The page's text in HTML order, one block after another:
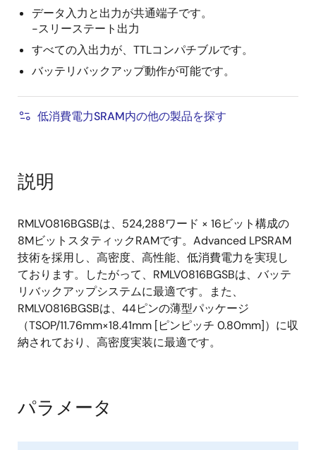
データ入力と出力が共通端子です。
-スリーステート出力
すべての入出力が、TTLコンパチブルです。
バッテリバックアップ動作が可能です。
低消費電力SRAM内の他の製品を探す
説明
RMLV0816BGSBは、524,288ワード × 16ビット構成の
8MビットスタティックRAMです。Advanced LPSRAM
技術を採用し、高密度、高性能、低消費電力を実現し
ております。したがって、RMLV0816BGSBは、バッテ
リバックアップシステムに最適です。また、
RMLV0816BGSBは、44ピンの薄型パッケージ
（TSOP/11.76mm×18.41mm [ピンピッチ 0.80mm]）に収
納されており、高密度実装に最適です。
パラメータ